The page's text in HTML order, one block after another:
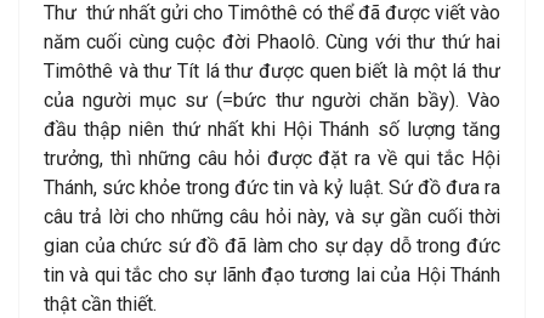
Thư thứ nhất gửi cho Timôthê có thể đã được viết vào
năm cuối cùng cuộc đời Phaolô. Cùng với thư thứ hai
Timôthê và thư Tít lá thư được quen biết là một lá thư
của người mục sư (=bức thư người chăn bầy). Vào
đầu thập niên thứ nhất khi Hội Thánh số lượng tăng
trưởng, thì những câu hỏi được đặt ra về qui tắc Hội
Thánh, sức khỏe trong đức tin và kỷ luật. Sứ đồ đưa ra
câu trả lời cho những câu hỏi này, và sự gần cuối thời
gian của chức sứ đồ đã làm cho sự dạy dỗ trong đức
tin và qui tắc cho sự lãnh đạo tương lai của Hội Thánh
thật cần thiết.